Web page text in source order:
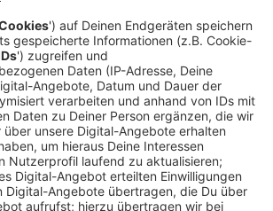
Möglichkeit unkompliziert einen Job
können Sie mit potenziellen
ins Gespräch kommen. Aussteller
die die Finanzämter in NRW, IKEA, die
Düsseldorf. Auch in diesem Jahr
Rahmenprogramm mit Vorträgen
und Tipps für die perfekte Bewerbung.